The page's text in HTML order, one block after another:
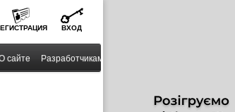
ВХОД
сайте Разработчикам